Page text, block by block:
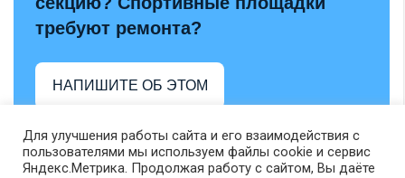
требуют ремонта?
НАПИШИТЕ ОБ ЭТОМ
Для улучшения работы сайта и его взаимодействия с
пользователями мы используем файлы cookie и сервис
Яндекс.Метрика. Продолжая работу с сайтом, Вы даёте